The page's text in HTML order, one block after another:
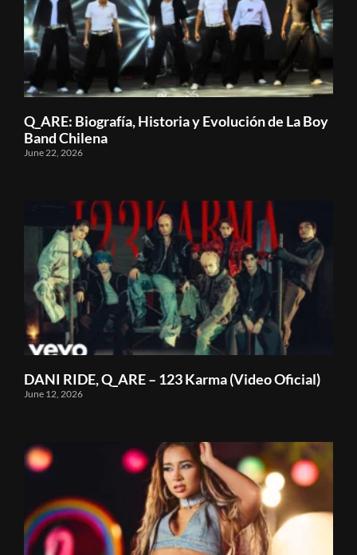
Q_ARE: Biografía, Historia y Evolución de La Boy
Band Chilena
June 22, 2026
DANI RIDE, Q_ARE – 123 Karma (Video Oficial)
June 12, 2026